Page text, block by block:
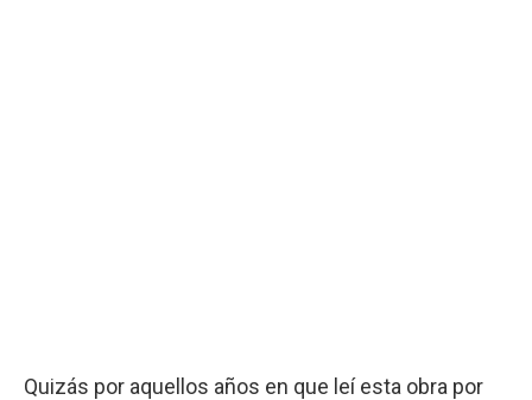
Quizás por aquellos años en que leí esta obra por